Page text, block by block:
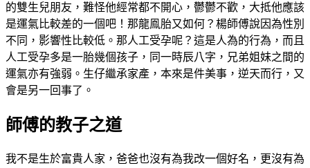
的雙生兒朋友，難怪他經常都不開心，鬱鬱不歡，大抵他應該
是運氣比較差的一個吧！那龍鳯胎又如何？楊師傅說因為性別
不同，影響性比較低。那人工受孕呢？這是人為的行為，而且
人工受孕多是一胎幾個孩子，同一時辰八字，兄弟姐妹之間的
運氣亦有強弱。生仔繼承家產，本來是件美事，逆天而行，又
會是另一回事了。
師傅的教子之道
我不是生於富貴人家，爸爸也沒有為我改一個好名，更沒有為